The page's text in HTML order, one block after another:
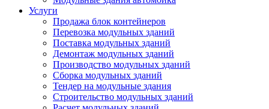
Услуги
Продажа блок контейнеров
Перевозка модульных зданий
Поставка модульных зданий
Демонтаж модульных зданий
Производство модульных зданий
Сборка модульных зданий
Тендер на модульные здания
Строительство модульных зданий